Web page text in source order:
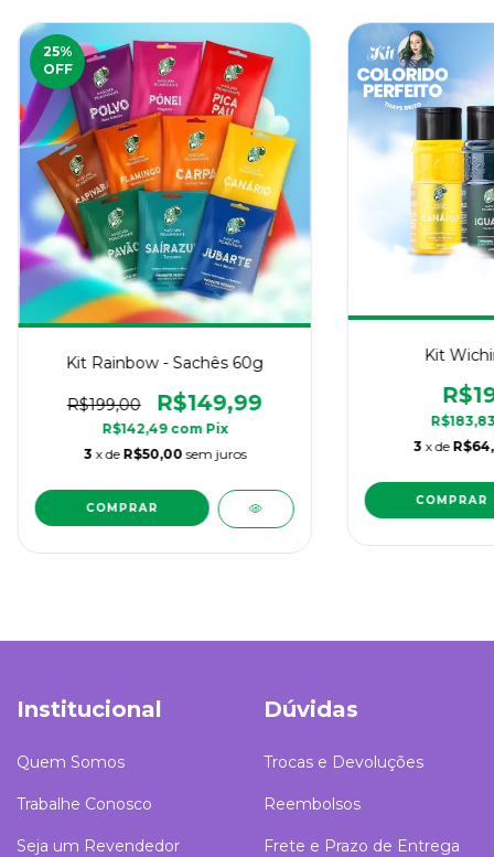
25%
OFF
Kit Rainbow - Sachês 60g
R$199,00 R$149,99
R$142,49 com Pix
3 x de R$50,00 sem juros
Kit
3 x de
Institucional
Quem Somos
Trabalhe Conosco
Seja um Revendedor
Dúvidas
Trocas e Devoluções
Reembolsos
Frete e Prazo de Entrega